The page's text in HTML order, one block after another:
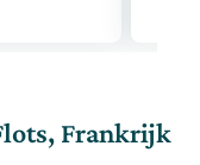
Frankrijk